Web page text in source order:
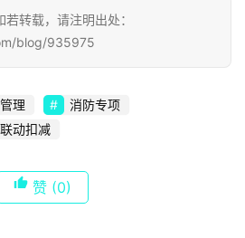
转载，请注明出处：
blog/935975
理
消防专项
联动扣减
赞 (0)